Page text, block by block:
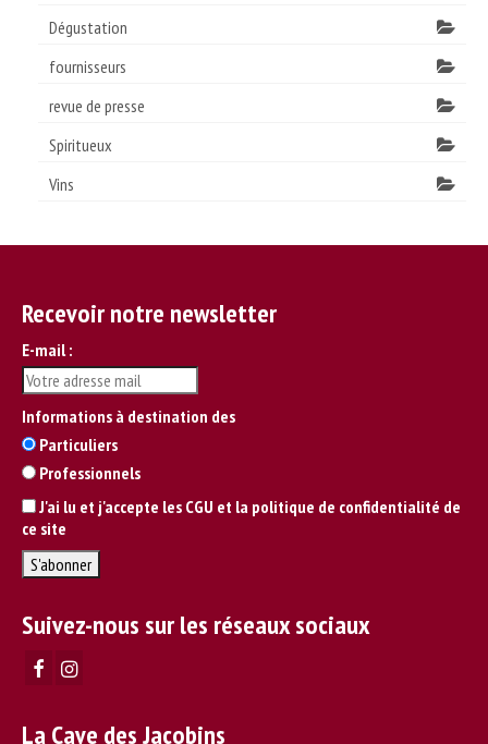
Dégustation
fournisseurs
revue de presse
Spiritueux
Vins
Recevoir notre newsletter
E-mail :
Informations à destination des
Particuliers
Professionnels
J'ai lu et j'accepte les CGU et la politique de confidentialité de
ce site
Suivez-nous sur les réseaux sociaux
La Cave des Jacobins